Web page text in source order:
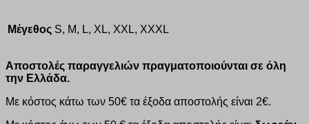
Μέγεθος S, M, L, XL, XXL, XXXL
Αποστολές παραγγελιών πραγματοποιούνται σε όλη
την Ελλάδα.
Με κόστος κάτω των 50€ τα έξοδα αποστολής είναι 2€.